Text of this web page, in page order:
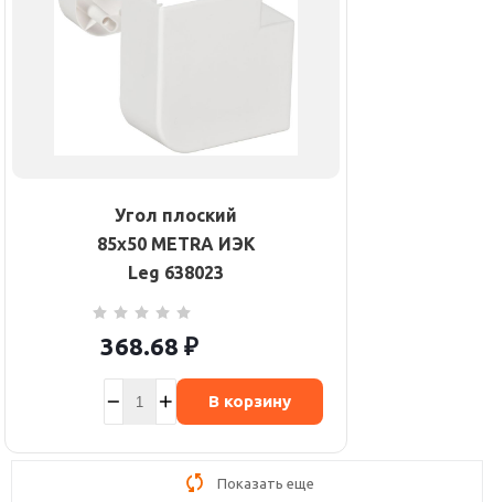
Угол плоский
85х50 METRA ИЭК
Leg 638023
368.68 ₽
В корзину
Показать еще